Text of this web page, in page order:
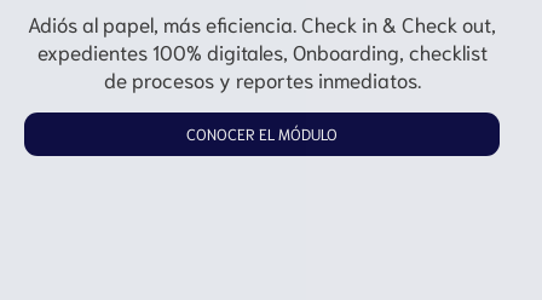
Adiós al papel, más eficiencia. Check in & Check out,
expedientes 100% digitales, Onboarding, checklist
de procesos y reportes inmediatos.
CONOCER EL MÓDULO